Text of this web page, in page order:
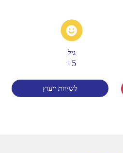
גיל
5+
לשיחת ייעוץ